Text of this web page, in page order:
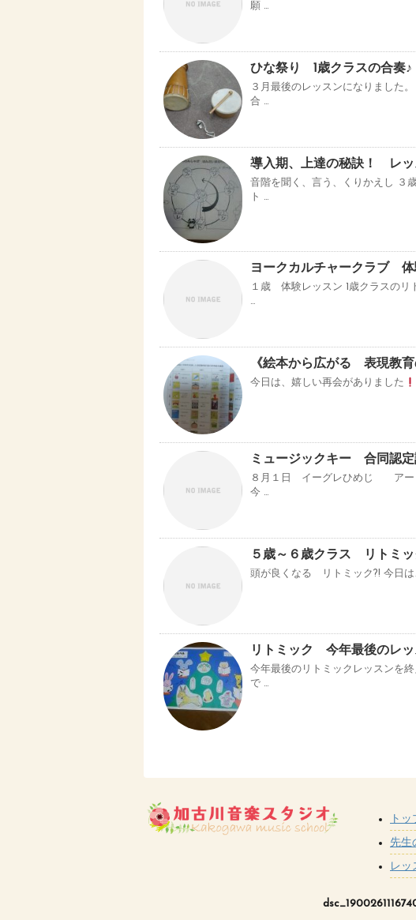
願 …
ひな祭り 1歳クラスの合奏
３月最後のレッスンになりまし
合 …
導入期、上達の秘訣！ レッ
音階を聞く、言う、くりかえし ３
ト …
ヨークカルチャークラブ 体
１歳 体験レッスン 1歳クラスのリ
…
《絵本から広がる 表現教育
今日は、嬉しい再会がありました
ミュージックキー 合同
８月１日 イーグレひめじ アート
今 …
５歳～６歳クラス リトミ
頭が良くなる リトミック?! 今日
リトミック 今年最後のレッ
今年最後のリトミックレッスンを
で …
ト
先生
レッ